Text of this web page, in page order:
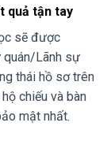
quả tận tay
sẽ được
quán/Lãnh sự
thái hồ sơ trên
chiếu và bàn
mật nhất.